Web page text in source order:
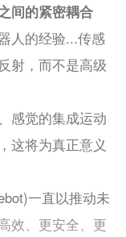
间的紧密耦合
人的经验...传感
射，而不是高级
觉的集成运动
这将为真正意义
一直以推动未
效、更安全、更